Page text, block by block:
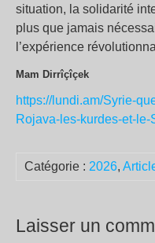
situation, la solidarité
plus que jamais
l’expérience
Mam Dirrîçîçek
https://lundi.am/Syrie-
Rojava-les-kurdes-et-le-
Catégorie : 2026,
Laisser un